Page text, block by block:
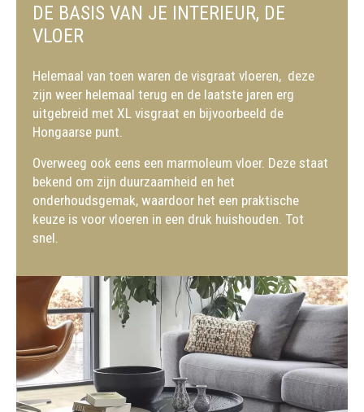
DE BASIS VAN JE INTERIEUR, DE
VLOER
Helemaal van toen waren de visgraat vloeren, deze
zijn weer helemaal terug en de laatste jaren erg
uitgebreid met XL visgraat en bijvoorbeeld de
Hongaarse punt.
Overweeg ook eens een marmoleum vloer. Deze staat
bekend om zijn duurzaamheid en het
onderhoudsgemak, waardoor het een praktische
keuze is voor vloeren in een druk huishouden. Tot
snel.